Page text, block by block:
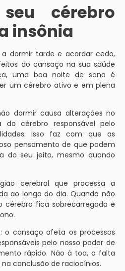
cérebro
insônia
dormir tarde e acordar cedo,
do cansaço na sua saúde
uma boa noite de sono é
um cérebro ativo e em plena
dormir causa alterações no
do cérebro responsável pelo
Isso faz com que as
pensamento de que podem
do seu jeito, mesmo quando
cerebral que processa a
ao longo do dia. Quando não
cérebro fica sobrecarregada e
o cansaço afeta os processos
pelo nosso poder de
rápido. Não à toa, a falta
conclusão de raciocínios.